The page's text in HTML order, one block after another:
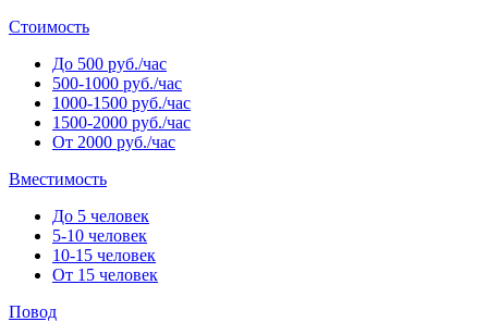
Стоимость
До 500 руб./час
500-1000 руб./час
1000-1500 руб./час
1500-2000 руб./час
От 2000 руб./час
Вместимость
До 5 человек
5-10 человек
10-15 человек
От 15 человек
Повод